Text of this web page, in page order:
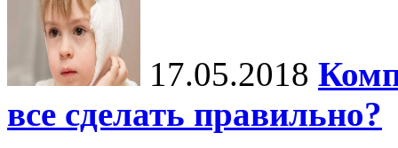
17.05.2018
все сделать правильно?